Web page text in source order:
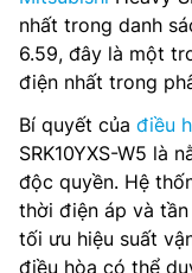
nhất trong danh
6.59, đây là một
điện nhất trong
Bí quyết của điều
SRK10YXS-W5 là
độc quyền. Hệ
thời điện áp và
tối ưu hiệu suất
điều hòa có thể